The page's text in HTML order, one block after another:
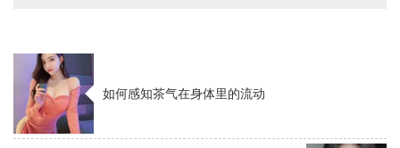
如何感知茶气在身体里的流动